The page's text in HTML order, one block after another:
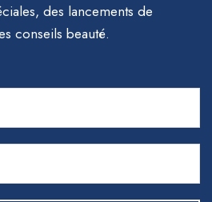
des lancements de
conseils beauté.